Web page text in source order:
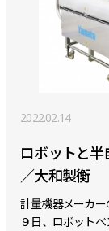
2022.02.14
ロボットと
／大和製衡
計量機器メーカ
９日、ロボット